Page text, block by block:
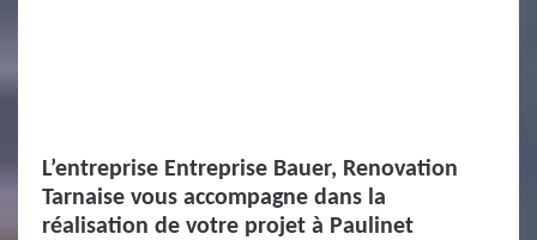
L’entreprise Entreprise Bauer, Renovation
Tarnaise vous accompagne dans la
réalisation de votre projet à Paulinet